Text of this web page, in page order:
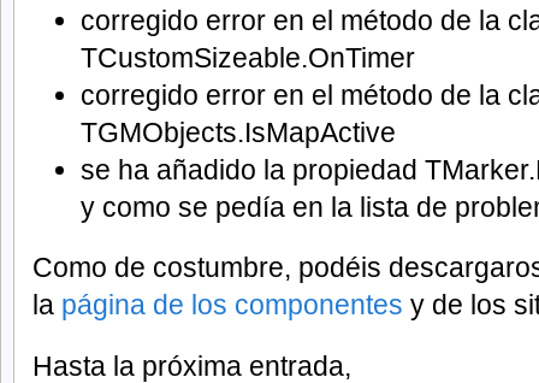
corregido error en el método de la
TCustomSizeable.OnTimer
corregido error en el método de la
TGMObjects.IsMapActive
se ha añadido la propiedad
y como se pedía en la lista de
Como de costumbre, podéis
la página de los componentes y de los
Hasta la próxima entrada,